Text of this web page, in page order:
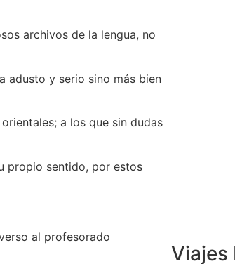
archivos de la lengua, no
adusto y serio sino más bien
a los que sin dudas
propio sentido, por estos
al profesorado
Viajes